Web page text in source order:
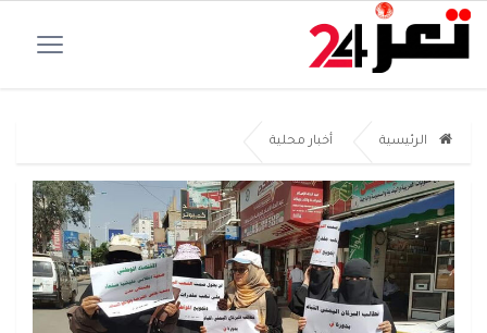
الرئيسية أخبار محلية